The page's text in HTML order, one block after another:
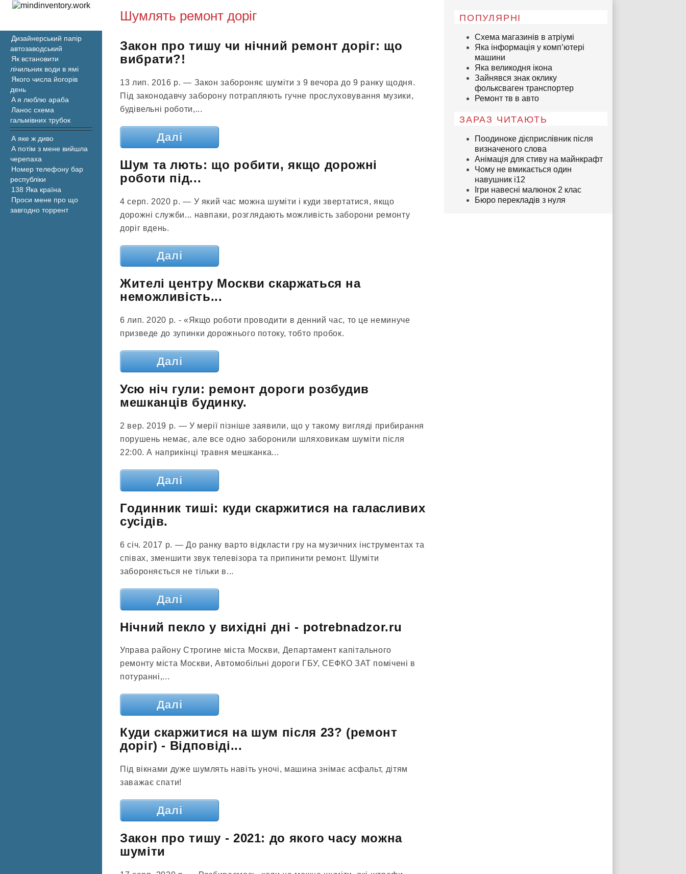
Шумлять ремонт доріг
Закон про тишу чи нічний ремонт доріг: що
вибрати?!
13 лип. 2016 р. — Закон забороняє шуміти з 9 вечора до 9 ранку щодня.
Під законодавчу заборону потрапляють гучне прослуховування музики,
будівельні роботи,...
Далі
Шум та лють: що робити, якщо дорожні
роботи під...
4 серп. 2020 р. — У який час можна шуміти і куди звертатися, якщо
дорожні служби... навпаки, розглядають можливість заборони ремонту
доріг вдень.
Далі
Жителі центру Москви скаржаться на
неможливість...
6 лип. 2020 р. - «Якщо роботи проводити в денний час, то це неминуче
призведе до зупинки дорожнього потоку, тобто пробок.
Далі
Усю ніч гули: ремонт дороги розбудив
мешканців будинку.
2 вер. 2019 р. — У мерії пізніше заявили, що у такому вигляді прибирання
порушень немає, але все одно заборонили шляховикам шуміти після
22:00. А наприкінці травня мешканка...
Далі
Годинник тиші: куди скаржитися на галасливих
сусідів.
6 січ. 2017 р. — До ранку варто відкласти гру на музичних інструментах та
співах, зменшити звук телевізора та припинити ремонт. Шуміти
забороняється не тільки в...
Далі
Нічний пекло у вихідні дні - potrebnadzor.ru
Управа району Строгине міста Москви, Департамент капітального
ремонту міста Москви, Автомобільні дороги ГБУ, СЕФКО ЗАТ помічені в
потуранні,...
Далі
Куди скаржитися на шум після 23? (ремонт
доріг) - Відповіді...
Під вікнами дуже шумлять навіть уночі, машина знімає асфальт, дітям
заважає спати!
Далі
Закон про тишу - 2021: до якого часу можна
шуміти
ПОПУЛЯРНІ
Схема магазинів в атріумі
Яка інформація у комп’ютері
машини
Яка великодня ікона
Зайнявся знак оклику
фольксваген транспортер
Ремонт тв в авто
ЗАРАЗ ЧИТАЮТЬ
Поодиноке дієприслівник після
визначеного слова
Анімація для стиву на майнкрафт
Чому не вмикається один
навушник i12
Ігри навесні малюнок 2 клас
Бюро перекладів з нуля
Дизайнерський папір
автозаводський
Як встановити
лічильник води в ямі
Якого числа йогорів
день
A я люблю араба
Ланос схема
гальмівних трубок
А яке ж диво
А потім з мене вийшла
черепаха
Номер телефону бар
республіки
138 Яка країна
Проси мене про що
завгодно торрент